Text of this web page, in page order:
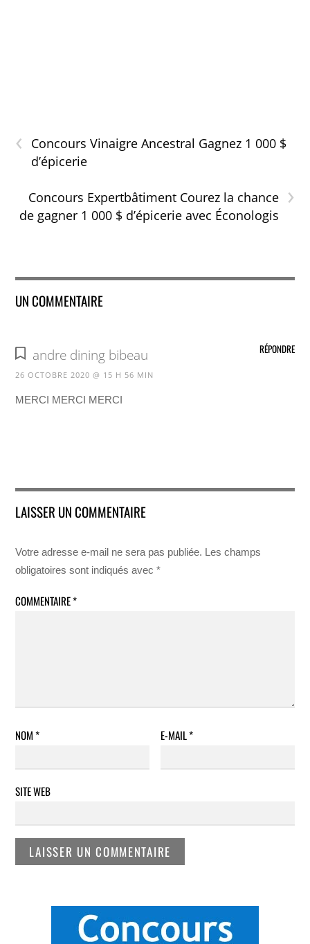
‹
Concours Vinaigre Ancestral Gagnez 1 000 $
d’épicerie
›
Concours Expertbâtiment Courez la chance
de gagner 1 000 $ d’épicerie avec Éconologis
UN COMMENTAIRE
andre dining bibeau
26 OCTOBRE 2020 @ 15 H 56 MIN
MERCI MERCI MERCI
RÉPONDRE
LAISSER UN COMMENTAIRE
Votre adresse e-mail ne sera pas publiée. Les champs
obligatoires sont indiqués avec*
COMMENTAIRE*
NOM* E-MAIL*
SITE WEB